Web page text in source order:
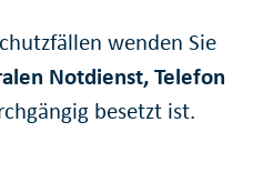
wenden Sie
Notdienst, Telefon
besetzt ist.